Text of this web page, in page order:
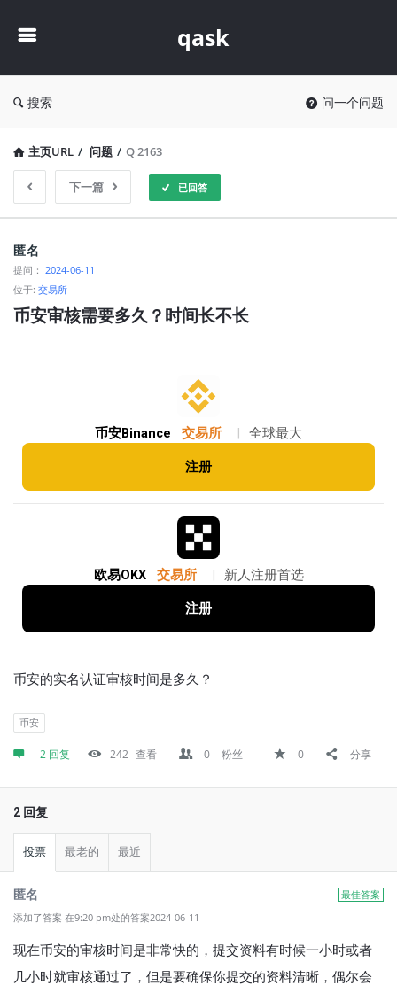
qask
搜索 问一个问题
主页URL / 问题 / Q 2163
下一篇 已回答
qask
最
新
问
匿名
提问： 2024-06-11
位于: 交易所
币安审核需要多久？时间长不长
币安Binance 交易所 全球最大
注册
欧易OKX 交易所 新人注册首选
注册
币安的实名认证审核时间是多久？
币安
2 回复 242 查看 0 粉丝 0 分享
2 回复
投票 最老的 最近
最佳答案
匿名
添加了答案 在9:20 pm处的答案2024-06-11
现在币安的审核时间是非常快的，提交资料有时候一小时或者
几小时就审核通过了，但是要确保你提交的资料清晰，偶尔会